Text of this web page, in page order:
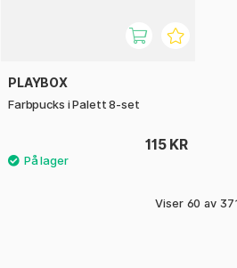
PLAYBOX
Farbpucks i Palett 8-set
115 KR
Viser 60 av